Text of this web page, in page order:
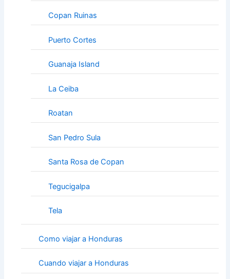
Copan Ruinas
Puerto Cortes
Guanaja Island
La Ceiba
Roatan
San Pedro Sula
Santa Rosa de Copan
Tegucigalpa
Tela
Como viajar a Honduras
Cuando viajar a Honduras